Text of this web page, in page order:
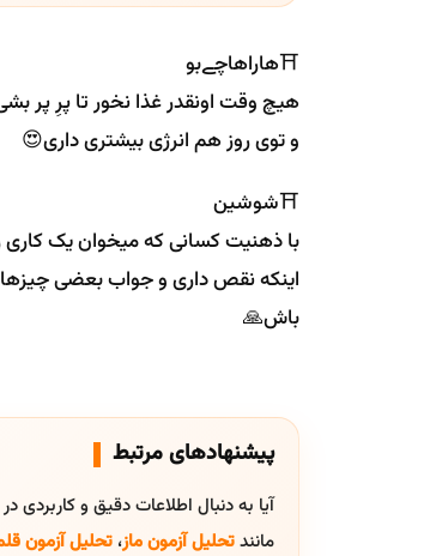
⛩هاراهاچےبو
و توی روز هم انرژی بیشتری داری😍
⛩شوشین
با ذهنیت کسانی که میخوان یک
اینکه نقص داری و جواب بعضی
باش🙏
پیشنهادهای مرتبط
آیا به دنبال اطلاعات دقیق و کاربردی
مانندتحلیل آزمون ماز، تحلیل آزمون